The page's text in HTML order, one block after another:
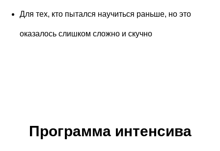
Для тех, кто пытался научиться раньше, но это
оказалось слишком сложно и скучно
Программа интенсива